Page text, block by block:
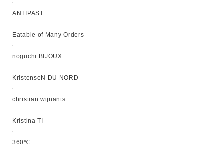
ANTIPAST
Eatable of Many Orders
noguchi BIJOUX
KristenseN DU NORD
christian wijnants
Kristina TI
360℃